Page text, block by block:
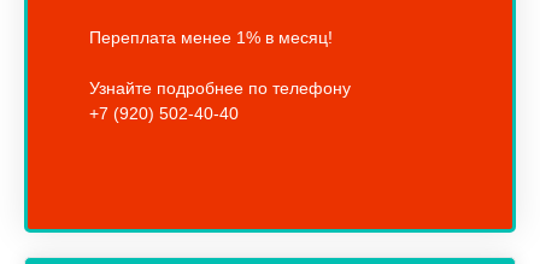
Переплата менее 1% в месяц!
Узнайте подробнее по телефону
+7 (920) 502-40-40